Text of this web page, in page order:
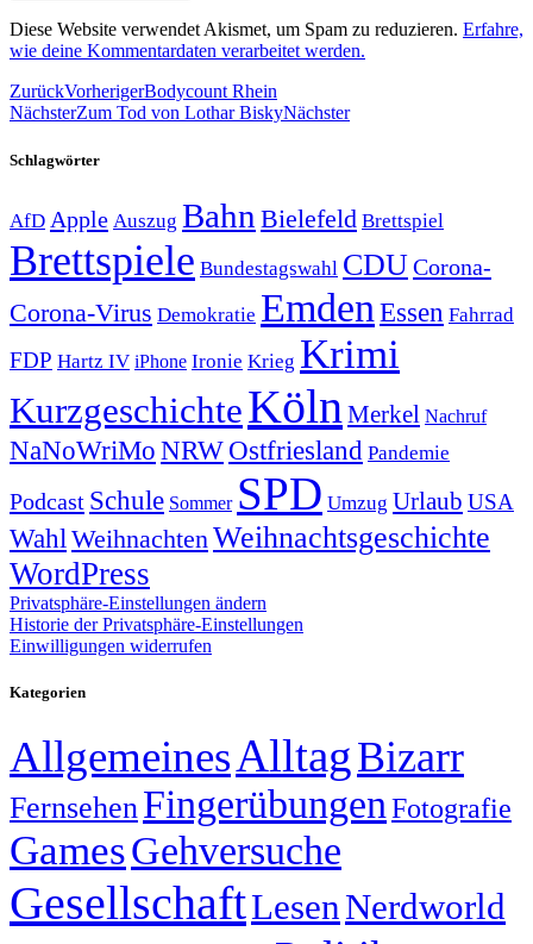
Diese Website verwendet Akismet, um Spam zu reduzieren. Erfahre,
wie deine Kommentardaten verarbeitet werden.
ZurückVorherigerBodycount Rhein
NächsterZum Tod von Lothar BiskyNächster
Schlagwörter
AfD Apple Auszug Bahn Bielefeld Brettspiel
Brettspiele Bundestagswahl CDUCorona-
Corona-Virus Demokratie Emden Essen Fahrrad
FDP Hartz IV iPhone Ironie Krieg Krimi
KurzgeschichteKöln Merkel Nachruf
NaNoWriMo NRWOstfriesland Pandemie
Podcast Schule Sommer SPD Umzug Urlaub USA
Wahl Weihnachten Weihnachtsgeschichte
WordPress
Privatsphäre-Einstellungen ändern
Historie der Privatsphäre-Einstellungen
Einwilligungen widerrufen
Kategorien
AllgemeinesAlltagBizarr
FernsehenFingerübungen Fotografie
GamesGehversuche
GesellschaftLesenNerdworld